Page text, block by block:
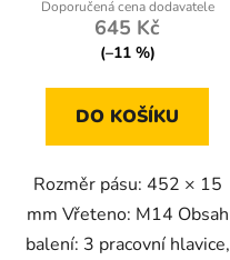
645 Kč
(–11 %)
DO KOŠÍKU
Rozměr pásu: 452 × 15
mm Vřeteno: M14 Obsah
balení: 3 pracovní hlavice,